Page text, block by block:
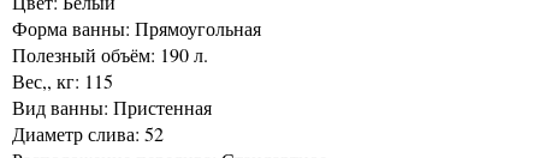
Форма ванны: Прямоугольная
Полезный объём: 190 л.
Вес,, кг: 115
Вид ванны: Пристенная
Диаметр слива: 52